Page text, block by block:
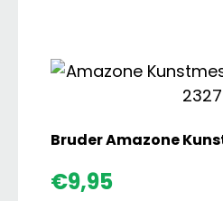
Bruder Amazone
€9,95